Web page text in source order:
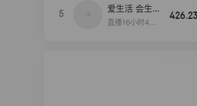
5
爱生活 会生
活
直播16小时45